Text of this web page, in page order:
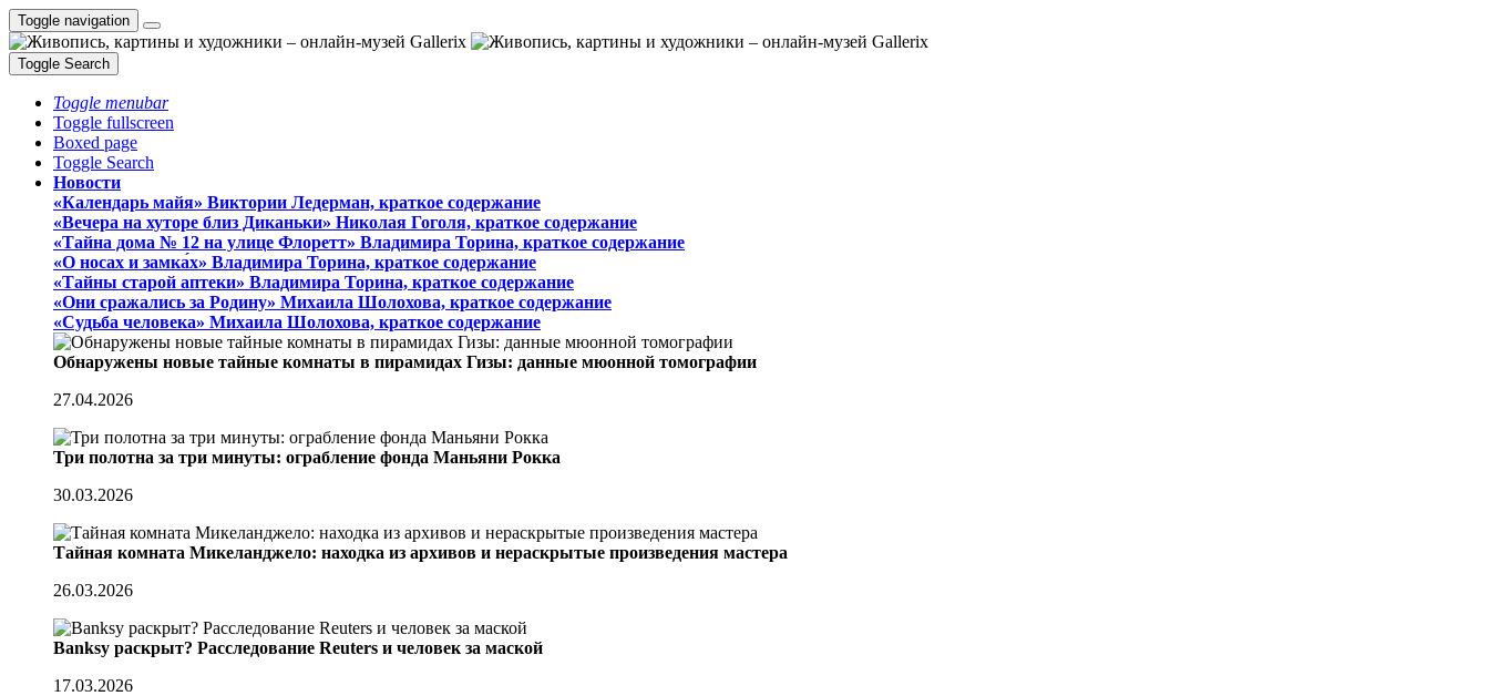
Toggle navigation
Toggle Search
Toggle menubar
Toggle fullscreen
Boxed page
Toggle Search
Новости
«Календарь майя» Виктории Ледерман, краткое содержание
«Вечера на хуторе близ Диканьки» Николая Гоголя, краткое содержание
«Тайна дома № 12 на улице Флоретт» Владимира Торина, краткое содержание
«О носах и замка́х» Владимира Торина, краткое содержание
«Тайны старой аптеки» Владимира Торина, краткое содержание
«Они сражались за Родину» Михаила Шолохова, краткое содержание
«Судьба человека» Михаила Шолохова, краткое содержание
Обнаружены новые тайные комнаты в пирамидах Гизы: данные мюонной томографии
27.04.2026
Три полотна за три минуты: ограбление фонда Маньяни Рокка
30.03.2026
Тайная комната Микеланджело: находка из архивов и нераскрытые произведения мастера
26.03.2026
Banksy раскрыт? Расследование Reuters и человек за маской
17.03.2026